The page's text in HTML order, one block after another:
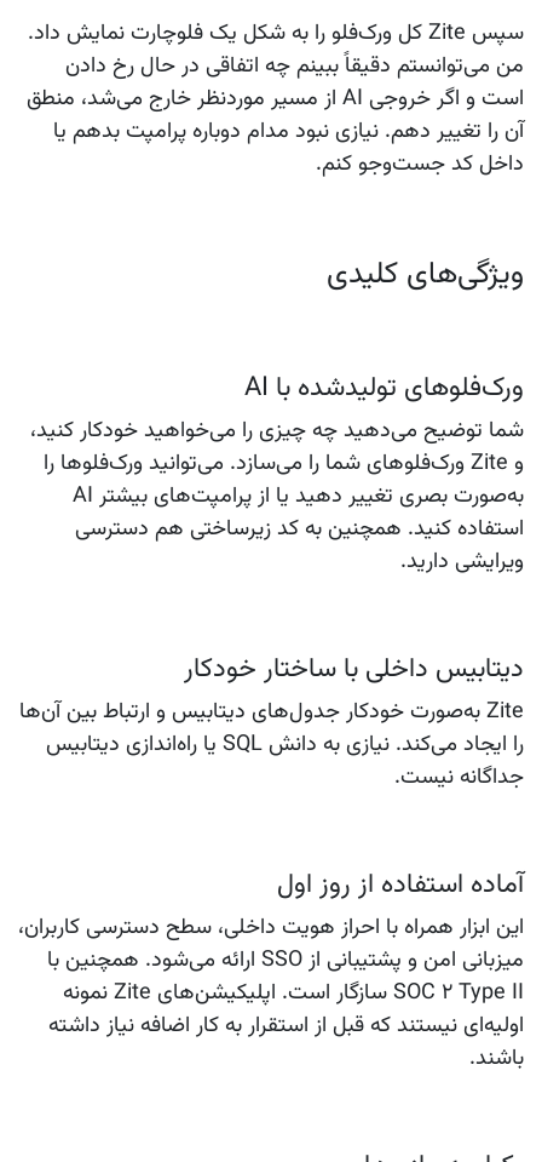
سپس Zite کل ورک‌فلو را به شکل یک فلوچارت نمایش داد.
من می‌توانستم دقیقاً ببینم چه اتفاقی در حال رخ دادن
است و اگر خروجی AI از مسیر موردنظر خارج می‌شد، منطق
آن را تغییر دهم. نیازی نبود مدام دوباره پرامپت بدهم یا
داخل کد جست‌وجو کنم.
ویژگی‌های کلیدی
ورک‌فلوهای تولیدشده با AI
شما توضیح می‌دهید چه چیزی را می‌خواهید خودکار کنید،
و Zite ورک‌فلوهای شما را می‌سازد. می‌توانید ورک‌فلوها را
به‌صورت بصری تغییر دهید یا از پرامپت‌های بیشتر AI
استفاده کنید. همچنین به کد زیرساختی هم دسترسی
ویرایشی دارید.
دیتابیس داخلی با ساختار خودکار
Zite به‌صورت خودکار جدول‌های دیتابیس و ارتباط بین آن‌ها
را ایجاد می‌کند. نیازی به دانش SQL یا راه‌اندازی دیتابیس
جداگانه نیست.
آماده استفاده از روز اول
این ابزار همراه با احراز هویت داخلی، سطح دسترسی کاربران،
میزبانی امن و پشتیبانی از SSO ارائه می‌شود. همچنین با
SOC 2 Type II سازگار است. اپلیکیشن‌های Zite نمونه
اولیه‌ای نیستند که قبل از استقرار به کار اضافه نیاز داشته
باشند.